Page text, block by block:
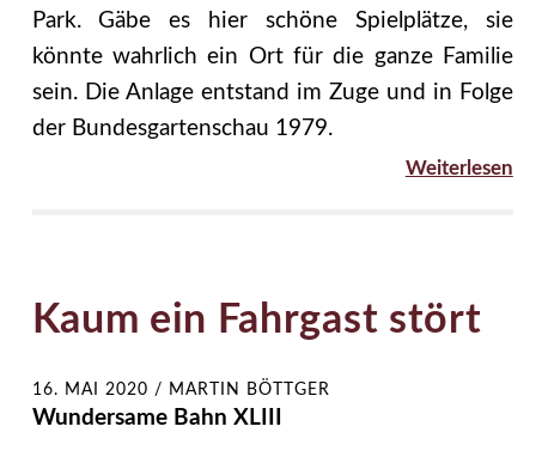
Park. Gäbe es hier schöne Spielplätze, sie
könnte wahrlich ein Ort für die ganze Familie
sein. Die Anlage entstand im Zuge und in Folge
der Bundesgartenschau 1979.
Weiterlesen
Kaum ein Fahrgast stört
16. MAI 2020 / MARTIN BÖTTGER
Wundersame Bahn XLIII